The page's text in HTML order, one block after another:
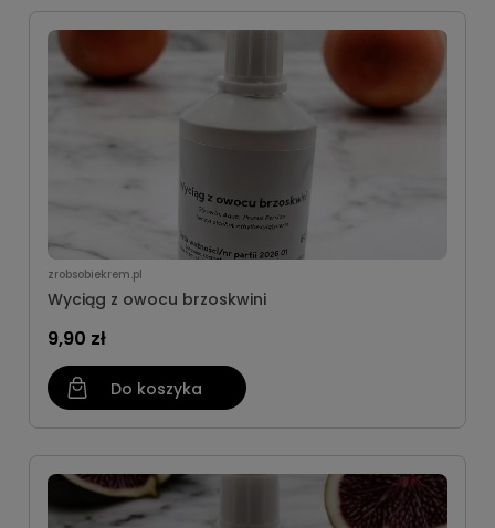
zrobsobiekrem.pl
Wyciąg z owocu brzoskwini
9,90 zł
Do koszyka